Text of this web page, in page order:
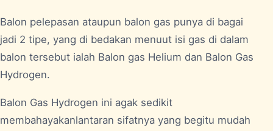
Balon pelepasan ataupun balon gas punya di bagai
jadi 2 tipe, yang di bedakan menuut isi gas di dalam
balon tersebut ialah Balon gas Helium dan Balon Gas
Hydrogen.
Balon Gas Hydrogen ini agak sedikit
membahayakanlantaran sifatnya yang begitu mudah